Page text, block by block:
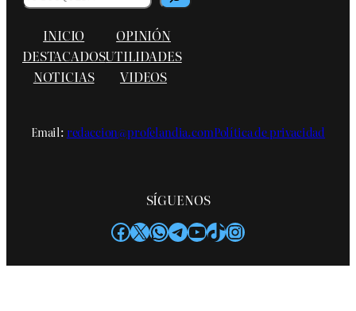
INICIO
DESTACADOS
NOTICIAS
OPINIÓN
UTILIDADES
VIDEOS
Email:redaccion@profelandia.comPolítica de privacidad
SÍGUENOS
Facebook
X WhatsApp
Telegram
YouTube
TikTok
Instagram